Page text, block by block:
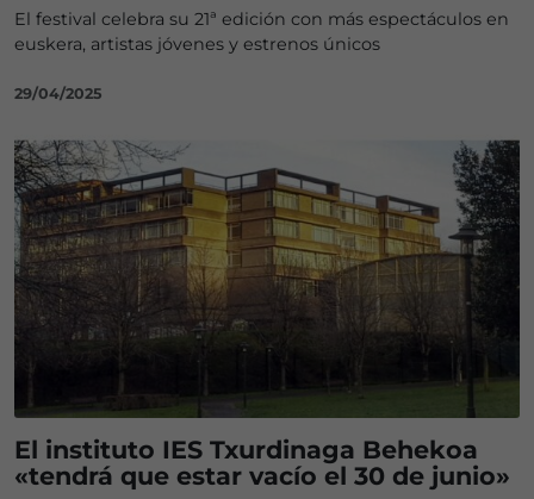
El festival celebra su 21ª edición con más espectáculos en
euskera, artistas jóvenes y estrenos únicos
29/04/2025
El instituto IES Txurdinaga Behekoa
«tendrá que estar vacío el 30 de junio»